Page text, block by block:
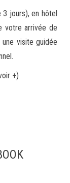
jours), en hôtel
votre arrivée de
visite guidée
+)